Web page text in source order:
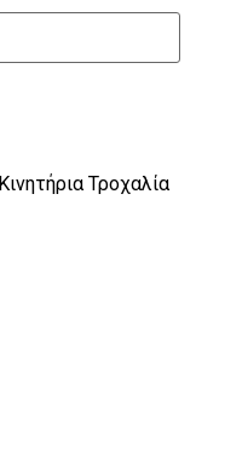
Κινητήρια Τροχαλία